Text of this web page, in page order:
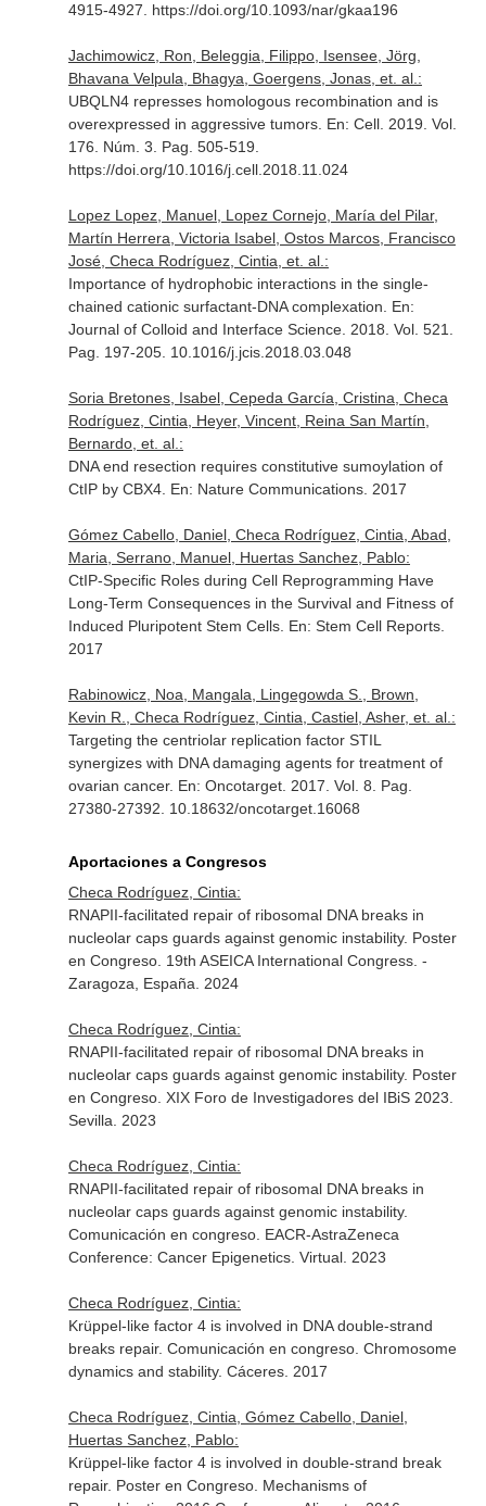
4915-4927. https://doi.org/10.1093/nar/gkaa196
Jachimowicz, Ron, Beleggia, Filippo, Isensee, Jörg,
Bhavana Velpula, Bhagya, Goergens, Jonas, et. al.:
UBQLN4 represses homologous recombination and is
overexpressed in aggressive tumors. En: Cell. 2019. Vol.
176. Núm. 3. Pag. 505-519.
https://doi.org/10.1016/j.cell.2018.11.024
Lopez Lopez, Manuel, Lopez Cornejo, María del Pilar,
Martín Herrera, Victoria Isabel, Ostos Marcos, Francisco
José, Checa Rodríguez, Cintia, et. al.:
Importance of hydrophobic interactions in the single-
chained cationic surfactant-DNA complexation. En:
Journal of Colloid and Interface Science. 2018. Vol. 521.
Pag. 197-205. 10.1016/j.jcis.2018.03.048
Soria Bretones, Isabel, Cepeda García, Cristina, Checa
Rodríguez, Cintia, Heyer, Vincent, Reina San Martín,
Bernardo, et. al.:
DNA end resection requires constitutive sumoylation of
CtIP by CBX4. En: Nature Communications. 2017
Gómez Cabello, Daniel, Checa Rodríguez, Cintia, Abad,
Maria, Serrano, Manuel, Huertas Sanchez, Pablo:
CtIP-Specific Roles during Cell Reprogramming Have
Long-Term Consequences in the Survival and Fitness of
Induced Pluripotent Stem Cells. En: Stem Cell Reports.
2017
Rabinowicz, Noa, Mangala, Lingegowda S., Brown,
Kevin R., Checa Rodríguez, Cintia, Castiel, Asher, et. al.:
Targeting the centriolar replication factor STIL
synergizes with DNA damaging agents for treatment of
ovarian cancer. En: Oncotarget. 2017. Vol. 8. Pag.
27380-27392. 10.18632/oncotarget.16068
Aportaciones a Congresos
Checa Rodríguez, Cintia:
RNAPII-facilitated repair of ribosomal DNA breaks in
nucleolar caps guards against genomic instability. Poster
en Congreso. 19th ASEICA International Congress. -
Zaragoza, España. 2024
Checa Rodríguez, Cintia:
RNAPII-facilitated repair of ribosomal DNA breaks in
nucleolar caps guards against genomic instability. Poster
en Congreso. XIX Foro de Investigadores del IBiS 2023.
Sevilla. 2023
Checa Rodríguez, Cintia:
RNAPII-facilitated repair of ribosomal DNA breaks in
nucleolar caps guards against genomic instability.
Comunicación en congreso. EACR-AstraZeneca
Conference: Cancer Epigenetics. Virtual. 2023
Checa Rodríguez, Cintia:
Krüppel-like factor 4 is involved in DNA double-strand
breaks repair. Comunicación en congreso. Chromosome
dynamics and stability. Cáceres. 2017
Checa Rodríguez, Cintia, Gómez Cabello, Daniel,
Huertas Sanchez, Pablo:
Krüppel-like factor 4 is involved in double-strand break
repair. Poster en Congreso. Mechanisms of